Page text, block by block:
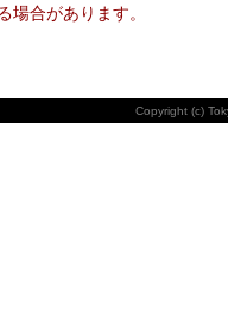
合があります。
Copyright (c)